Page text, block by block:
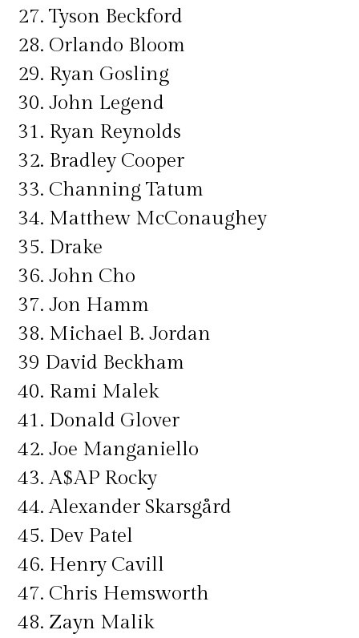
27. Tyson Beckford
28. Orlando Bloom
29. Ryan Gosling
30. John Legend
31. Ryan Reynolds
32. Bradley Cooper
33. Channing Tatum
34. Matthew McConaughey
35. Drake
36. John Cho
37. Jon Hamm
38. Michael B. Jordan
39 David Beckham
40. Rami Malek
41. Donald Glover
42. Joe Manganiello
43. A$AP Rocky
44. Alexander Skarsgård
45. Dev Patel
46. Henry Cavill
47. Chris Hemsworth
48. Zayn Malik